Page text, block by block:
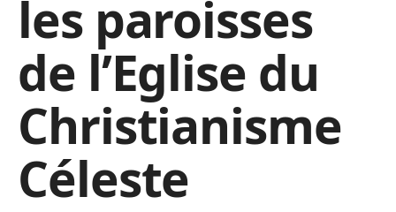
les paroisses
de l’Eglise du
Christianisme
Céleste